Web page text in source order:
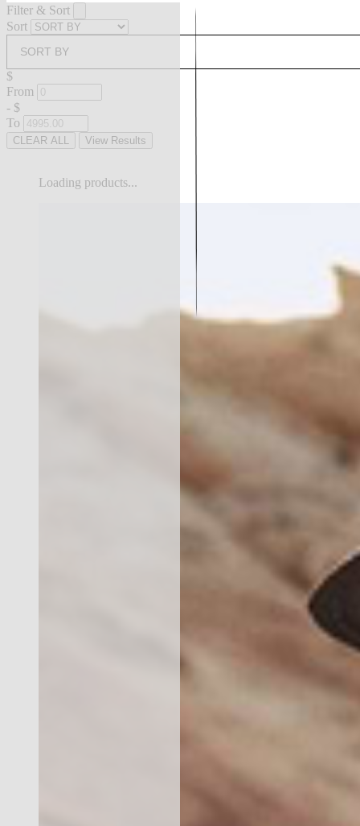
Filter & Sort
Sort
SORT BY
$
From
- $
To
CLEAR ALL View Results
Loading products...